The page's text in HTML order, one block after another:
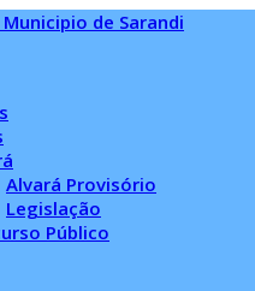
Alvará Provisório
Legislação
Público